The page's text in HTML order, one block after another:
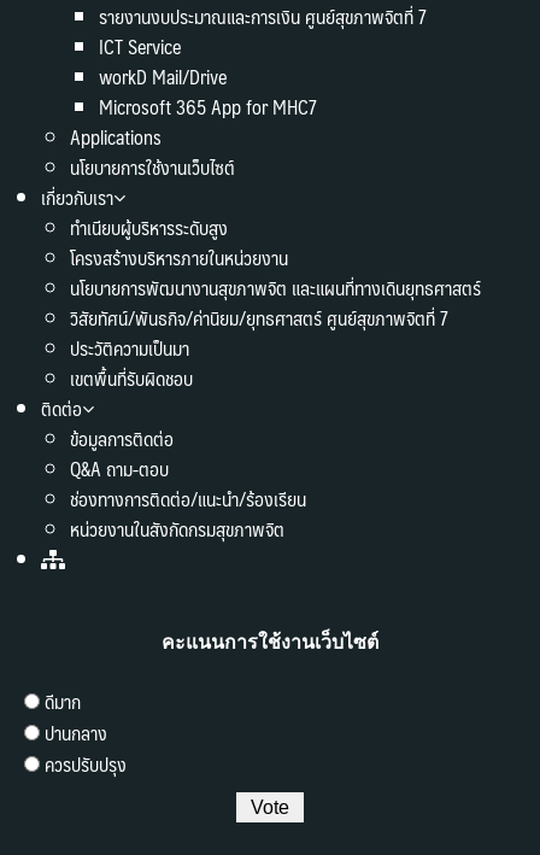
รายงานงบประมาณและการเงิน ศูนย์สุขภาพจิตที่ 7
ICT Service
workD Mail/Drive
Microsoft 365 App for MHC7
Applications
นโยบายการใช้งานเว็บไซต์
เกี่ยวกับเรา
ทำเนียบผู้บริหารระดับสูง
โครงสร้างบริหารภายในหน่วยงาน
นโยบายการพัฒนางานสุขภาพจิต และแผนที่ทางเดินยุทธศาสตร์
วิสัยทัศน์/พันธกิจ/ค่านิยม/ยุทธศาสตร์ ศูนย์สุขภาพจิตที่ 7
ประวัติความเป็นมา
เขตพื้นที่รับผิดชอบ
ติดต่อ
ข้อมูลการติดต่อ
Q&A ถาม-ตอบ
ช่องทางการติดต่อ/แนะนำ/ร้องเรียน
หน่วยงานในสังกัดกรมสุขภาพจิต
คะแนนการใช้งานเว็บไซต์
ดีมาก
ปานกลาง
ควรปรับปรุง